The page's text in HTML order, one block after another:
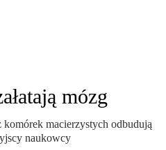
mózg
komórek macierzystych odbudują
naukowcy